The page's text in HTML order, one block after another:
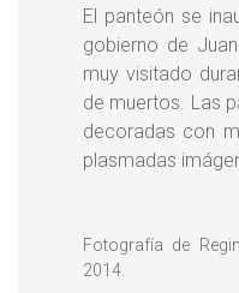
El panteón se
gobierno de
muy visitado
de muertos. Las
decoradas con
plasmadas
Fotografía de
2014.